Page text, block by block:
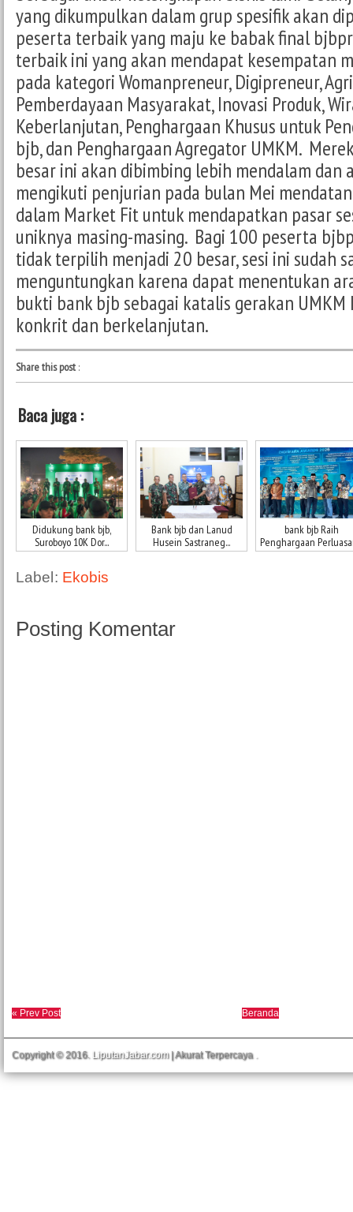
yang dikumpulkan dalam grup spesifik akan
peserta terbaik yang maju ke babak final
terbaik ini yang akan mendapat kesempatan
pada kategori Womanpreneur, Digipreneur,
Pemberdayaan Masyarakat, Inovasi Produk,
Keberlanjutan, Penghargaan Khusus untuk
bjb, dan Penghargaan Agregator UMKM.
besar ini akan dibimbing lebih mendalam dan
mengikuti penjurian pada bulan Mei
dalam Market Fit untuk mendapatkan pasar
uniknya masing-masing. Bagi 100 peserta
tidak terpilih menjadi 20 besar, sesi ini sudah
menguntungkan karena dapat menentukan
bukti bank bjb sebagai katalis gerakan UMKM
konkrit dan berkelanjutan.
Share this post:
Baca juga :
Didukung bank bjb,
Suroboyo 10K Dor...
Bank bjb dan Lanud
Husein Sastraneg...
bank bjb Raih
Penghargaan
Label: Ekobis
Posting Komentar
« Prev Post Beranda
Copyright © 2016. LiputanJabar.com| Akurat Terpercaya